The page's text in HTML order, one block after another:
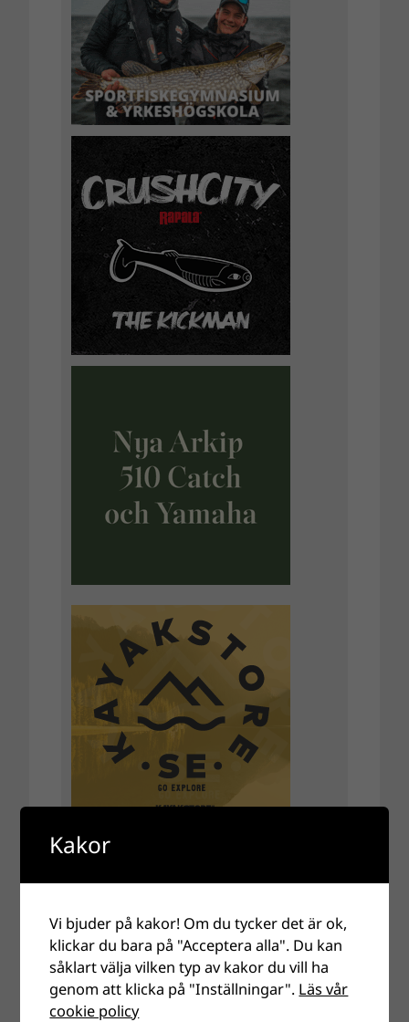
Kakor
Vi bjuder på kakor! Om du tycker det är ok,
klickar du bara på "Acceptera alla". Du kan
såklart välja vilken typ av kakor du vill ha
genom att klicka på "Inställningar". Läs vår
cookie policy